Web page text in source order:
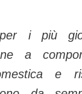
per i più
a
e